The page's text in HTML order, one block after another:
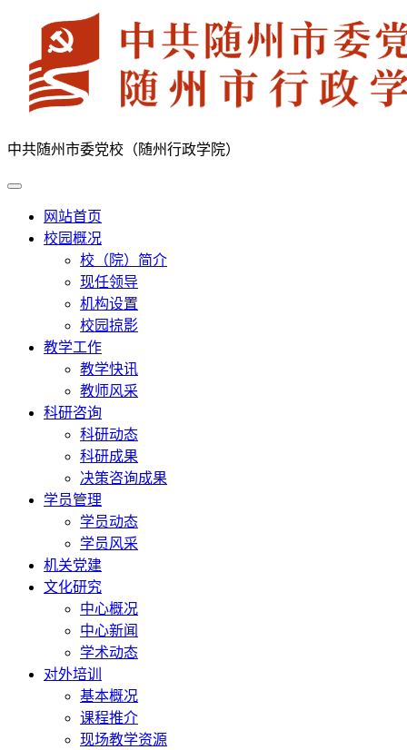
中共随州市委党校（随州行政学院）
网站首页
校园概况
校（院）简介
现任领导
机构设置
校园掠影
教学工作
教学快讯
教师风采
科研咨询
科研动态
科研成果
决策咨询成果
学员管理
学员动态
学员风采
机关党建
文化研究
中心概况
中心新闻
学术动态
对外培训
基本概况
课程推介
现场教学资源